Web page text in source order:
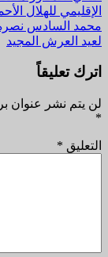
الإقليمي للهلال
محمد السادس نصره
لعيد العرش المجيد
اترك تعليقاً
لن يتم نشر عنوان
*
التعليق *